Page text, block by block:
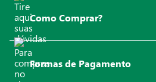
Como Comprar?
Formas de Pagamento